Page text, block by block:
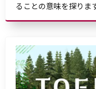
ることの意味を探りま